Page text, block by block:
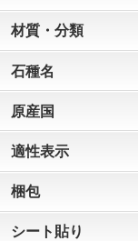
材質・分類
石種名
原産国
適性表示
梱包
シート貼り